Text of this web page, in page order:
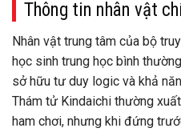
Thông tin nhân vật
Nhân vật trung tâm của bộ
học sinh trung học bình
sở hữu tư duy logic và khả
Thám tử Kindaichi thường
ham chơi, nhưng khi đứng